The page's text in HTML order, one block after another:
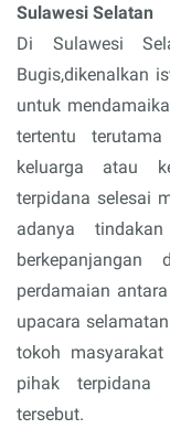
Sulawesi Selatan
Di Sulawesi
Bugis,dikenalkan
untuk
tertentu
keluarga atau
terpidana selesai
adanya
perdamaian
upacara
tokoh
pihak terpidana
tersebut.